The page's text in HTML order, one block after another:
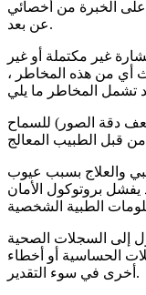
الخبرة من أخصائي
عن بعد.
غير مكتملة أو غير
أي من هذه المخاطر ،
دقة الصور) للسماح
من قبل الطبيب المعالج
والعلاج بسبب عيوب
يفشل بروتوكول الأمان
إلى السجلات الصحية
الحساسية أو أخطاء
أخرى في سوء التقدير.